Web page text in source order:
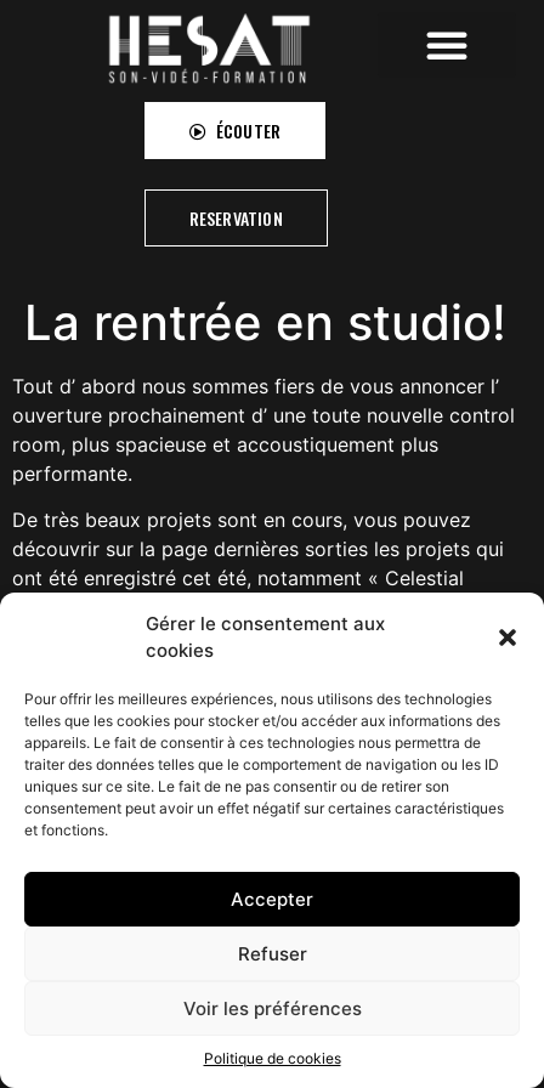
Gérer le consentement aux
cookies
Pour offrir les meilleures expériences, nous utilisons des technologies
telles que les cookies pour stocker et/ou accéder aux informations des
appareils. Le fait de consentir à ces technologies nous permettra de
traiter des données telles que le comportement de navigation ou les ID
uniques sur ce site. Le fait de ne pas consentir ou de retirer son
consentement peut avoir un effet négatif sur certaines caractéristiques
et fonctions.
Accepter
Refuser
Voir les préférences
Politique de cookies
ÉCOUTER
RESERVATION
La rentrée en studio!
Tout d’ abord nous sommes fiers de vous annoncer l’
ouverture prochainement d’ une toute nouvelle control
room, plus spacieuse et accoustiquement plus
performante.
De très beaux projets sont en cours, vous pouvez
découvrir sur la page dernières sorties les projets qui
ont été enregistré cet été, notamment « Celestial
Dans la page tarifs quelques offres ont été également
Étiqueté AnnekeCelestial BurstGiersbergenVan
CONTACT : 06 61 32 64 22
© 2023 Haut de FormeHESAT
RECORDINGS
HESAT CAMPUS